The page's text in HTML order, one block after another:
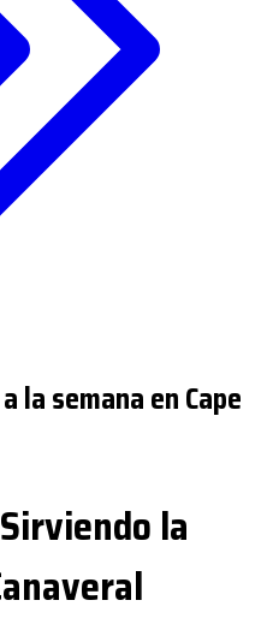
la semana en Cape
la